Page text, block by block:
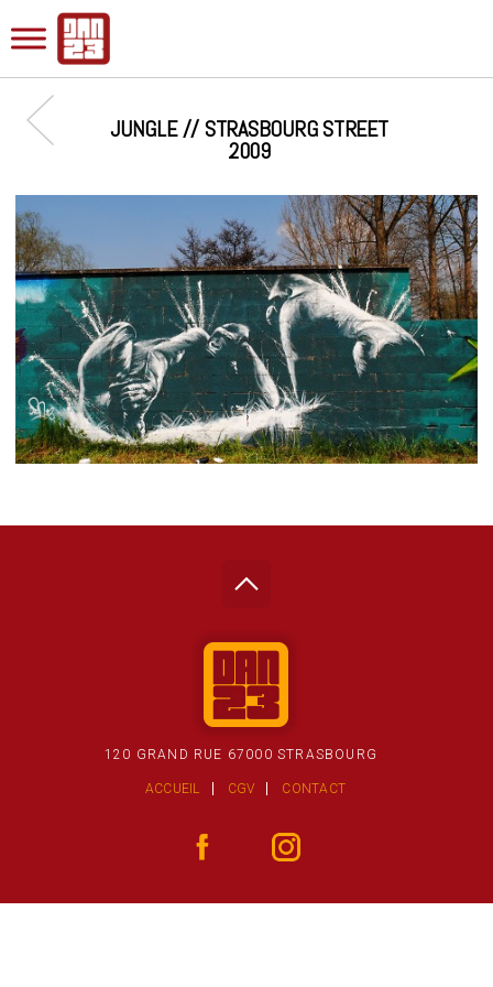
JUNGLE // STRASBOURG STREET
2009
120 GRAND RUE 67000 STRASBOURG
ACCUEIL CGV CONTACT